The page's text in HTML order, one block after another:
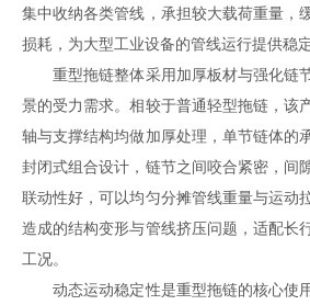
集中收纳各类管线，承担较大载荷重量，
损耗，为大型工业设备的管线运行提供稳定
重型拖链整体采用加厚板材与强化链
景的受力需求。相较于普通轻型拖链，该
轴与支撑结构均做加厚处理，单节链体的
封闭式组合设计，链节之间咬合紧密，间
联动性好，可以均匀分摊管线重量与运动
造成的结构变形与管线挤压问题，适配长
工况。
动态运动稳定性是重型拖链的核心使